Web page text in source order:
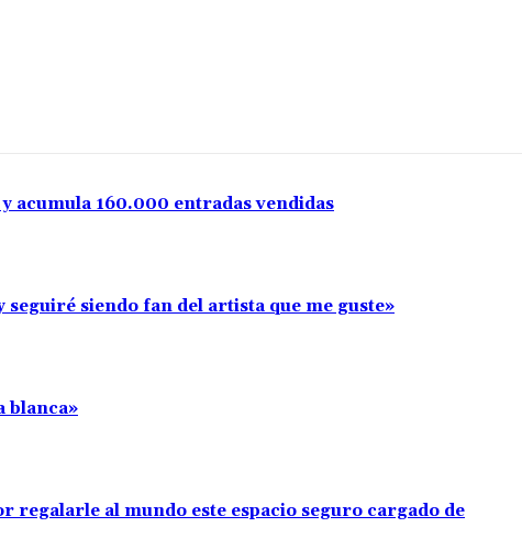
acumula 160.000 entradas vendidas
siendo fan del artista que me guste»
blanca»
regalarle al mundo este espacio seguro cargado de